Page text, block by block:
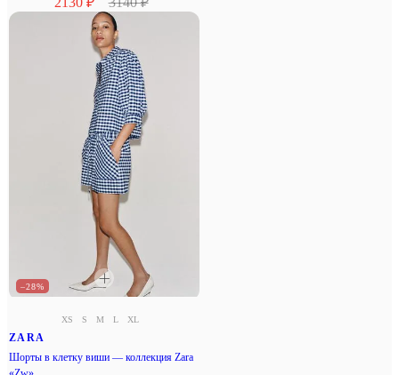
–28%
XS S M L XL
ZARA
Шорты в клетку виши — коллекция Zara